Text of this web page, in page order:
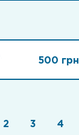
500 грн
2 3 4